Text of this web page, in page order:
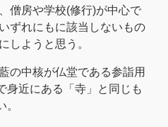
僧房や学校(修行)が中心で
ずれにもに該当しないもの
しようと思う。
の中核が仏堂である参詣用
身近にある「寺」と同じも